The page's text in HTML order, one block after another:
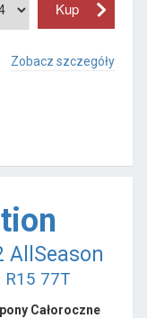
Zobacz szczegóły
AllSeason
77T
Całoroczne